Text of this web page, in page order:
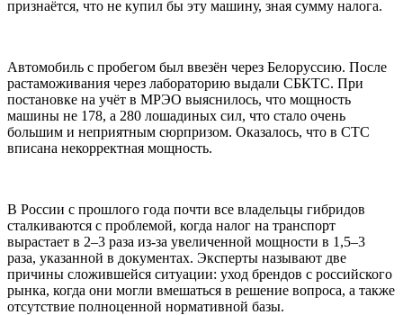
признаётся, что не купил бы эту машину, зная сумму налога.
Автомобиль с пробегом был ввезён через Белоруссию. После
растаможивания через лабораторию выдали СБКТС. При
постановке на учёт в МРЭО выяснилось, что мощность
машины не 178, а 280 лошадиных сил, что стало очень
большим и неприятным сюрпризом. Оказалось, что в СТС
вписана некорректная мощность.
В России с прошлого года почти все владельцы гибридов
сталкиваются с проблемой, когда налог на транспорт
вырастает в 2–3 раза из-за увеличенной мощности в 1,5–3
раза, указанной в документах. Эксперты называют две
причины сложившейся ситуации: уход брендов с российского
рынка, когда они могли вмешаться в решение вопроса, а также
отсутствие полноценной нормативной базы.